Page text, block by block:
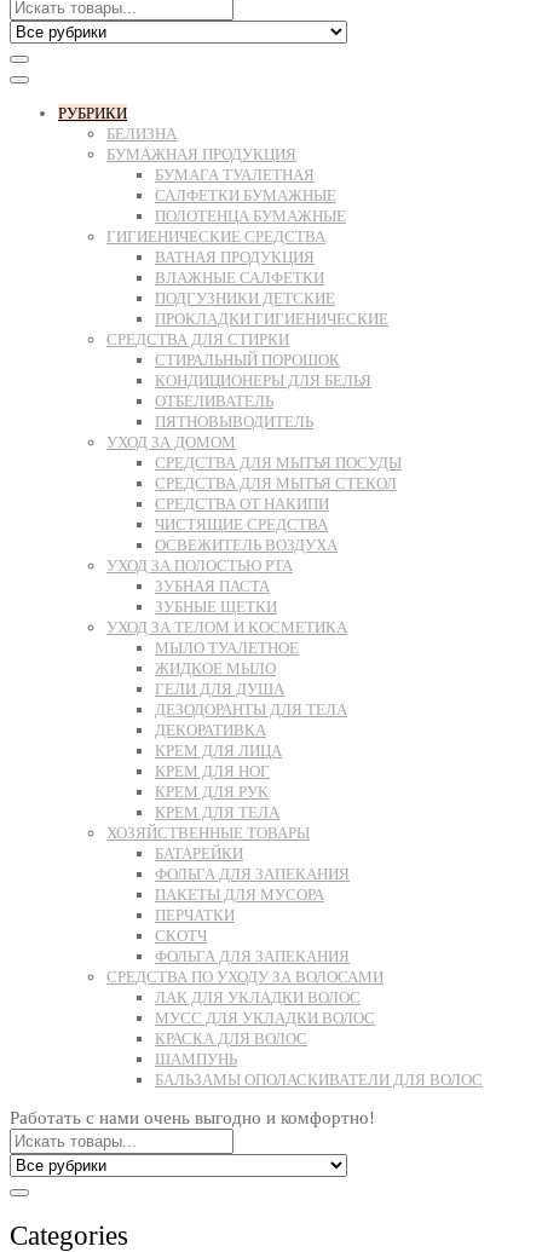
РУБРИКИ
БЕЛИЗНА
БУМАЖНАЯ ПРОДУКЦИЯ
БУМАГА ТУАЛЕТНАЯ
САЛФЕТКИ БУМАЖНЫЕ
ПОЛОТЕНЦА БУМАЖНЫЕ
ГИГИЕНИЧЕСКИЕ СРЕДСТВА
ВАТНАЯ ПРОДУКЦИЯ
ВЛАЖНЫЕ САЛФЕТКИ
ПОДГУЗНИКИ ДЕТСКИЕ
ПРОКЛАДКИ ГИГИЕНИЧЕСКИЕ
СРЕДСТВА ДЛЯ СТИРКИ
СТИРАЛЬНЫЙ ПОРОШОК
КОНДИЦИОНЕРЫ ДЛЯ БЕЛЬЯ
ОТБЕЛИВАТЕЛЬ
ПЯТНОВЫВОДИТЕЛЬ
УХОД ЗА ДОМОМ
СРЕДСТВА ДЛЯ МЫТЬЯ ПОСУДЫ
СРЕДСТВА ДЛЯ МЫТЬЯ СТЕКОЛ
СРЕДСТВА ОТ НАКИПИ
ЧИСТЯЩИЕ СРЕДСТВА
ОСВЕЖИТЕЛЬ ВОЗДУХА
УХОД ЗА ПОЛОСТЬЮ РТА
ЗУБНАЯ ПАСТА
ЗУБНЫЕ ЩЕТКИ
УХОД ЗА ТЕЛОМ И КОСМЕТИКА
МЫЛО ТУАЛЕТНОЕ
ЖИДКОЕ МЫЛО
ГЕЛИ ДЛЯ ДУША
ДЕЗОДОРАНТЫ ДЛЯ ТЕЛА
ДЕКОРАТИВКА
КРЕМ ДЛЯ ЛИЦА
КРЕМ ДЛЯ НОГ
КРЕМ ДЛЯ РУК
КРЕМ ДЛЯ ТЕЛА
ХОЗЯЙСТВЕННЫЕ ТОВАРЫ
БАТАРЕЙКИ
ФОЛЬГА ДЛЯ ЗАПЕКАНИЯ
ПАКЕТЫ ДЛЯ МУСОРА
ПЕРЧАТКИ
СКОТЧ
ФОЛЬГА ДЛЯ ЗАПЕКАНИЯ
СРЕДСТВА ПО УХОДУ ЗА ВОЛОСАМИ
ЛАК ДЛЯ УКЛАДКИ ВОЛОС
МУСС ДЛЯ УКЛАДКИ ВОЛОС
КРАСКА ДЛЯ ВОЛОС
ШАМПУНЬ
БАЛЬЗАМЫ ОПОЛАСКИВАТЕЛИ ДЛЯ ВОЛОС
Работать с нами очень выгодно и комфортно!
Categories